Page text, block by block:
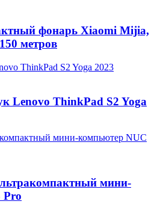
фонарь Xiaomi Mijia,
метров
ThinkPad S2 Yoga 2023
Lenovo ThinkPad S2 Yoga
мини-компьютер NUC
мини-
Pro